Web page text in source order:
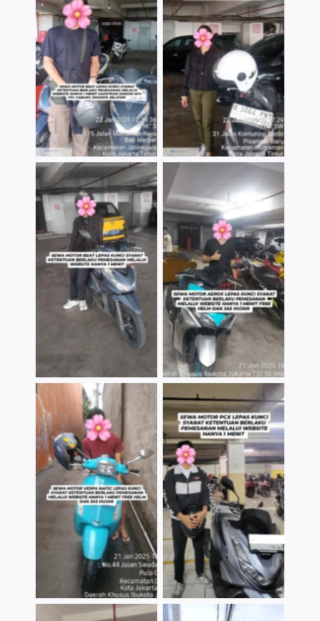
TNo Caption TNo Caption
TNo Caption TNo Caption
TNo Caption TNo Caption